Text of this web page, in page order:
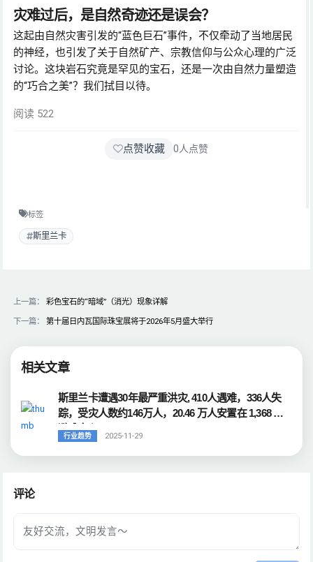
灾难过后，是自然奇迹还是误会？
这起由自然灾害引发的“蓝色巨石”事件，不仅牵动了当地居民
的神经，也引发了关于自然矿产、宗教信仰与公众心理的广泛
讨论。这块岩石究竟是罕见的宝石，还是一次由自然力量塑造
的“巧合之美”？我们拭目以待。
阅读 522
点赞收藏 0人点赞
标签
斯里兰卡
上一篇：
彩色宝石的“暗域”（消光）现象详解
下一篇：
第十届日内瓦国际珠宝展将于2026年5月盛大举行
相关文章
斯里兰卡遭遇30年最严重洪灾, 410人遇难，336人失
踪，受灾人数约146万人，20.46 万人安置在 1,368 个
避难中心
行业趋势 2025-11-29
评论